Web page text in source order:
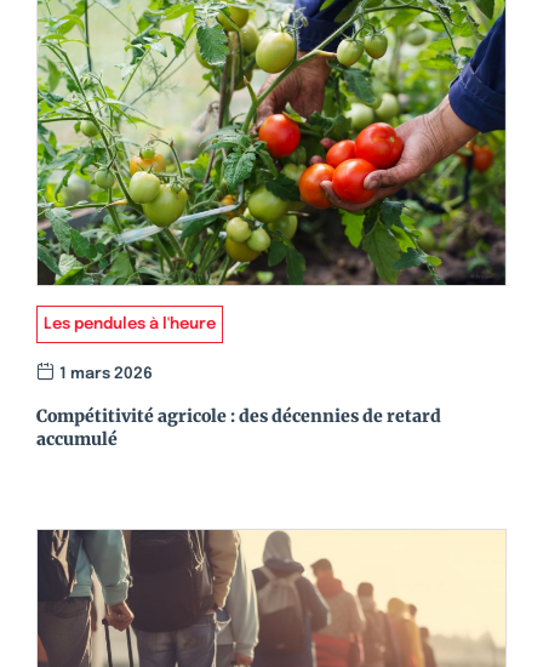
Les pendules à l'heure
1 mars 2026
Compétitivité agricole : des décennies de retard
accumulé